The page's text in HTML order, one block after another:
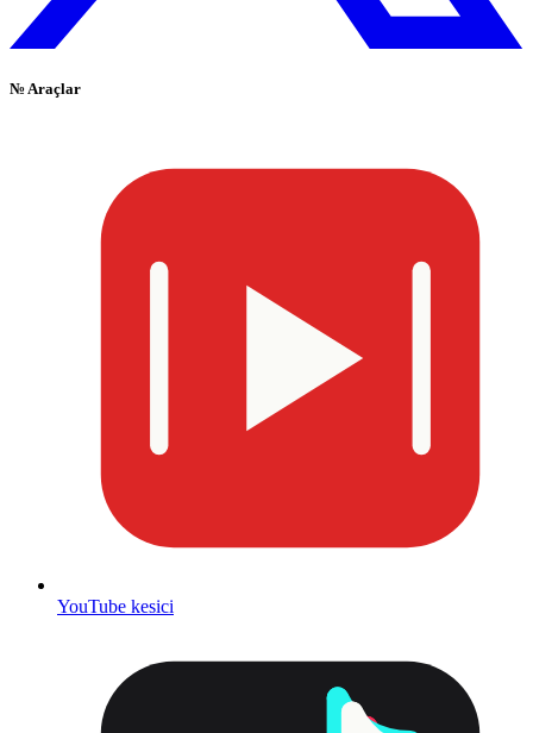
№ Araçlar
YouTube kesici